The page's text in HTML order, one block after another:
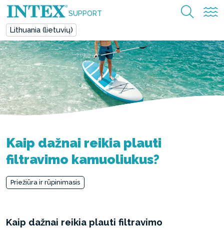
SUPPORT
Lithuania (lietuvių)
Kaip dažnai reikia plauti
filtravimo kamuoliukus?
Priežiūra ir rūpinimasis
Kaip dažnai reikia plauti filtravimo